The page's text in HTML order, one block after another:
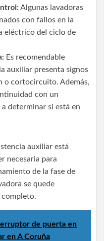
Algunas lavadoras
con fallos en la
eléctrico del ciclo de
Es recomendable
auxiliar presenta signos
o cortocircuito. Además,
con un
determinar si está en
auxiliar está
necesaria para
de la fase de
se quede
completo.
de puerta en
en A Coruña